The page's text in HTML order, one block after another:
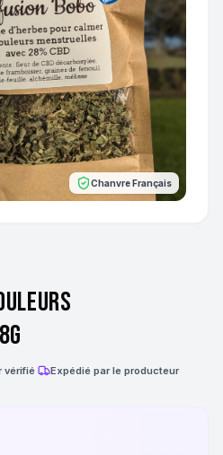
Chanvre Français
vérifié Expédié par le producteur·